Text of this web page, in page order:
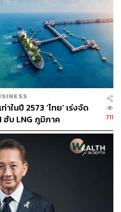
THE AUTHOR
TEAM
ธิการ THE STANDARD
ในปี 2573 ‘ไทย’ เร่งจัด
ฮับ LNG ภูมิภาค
711